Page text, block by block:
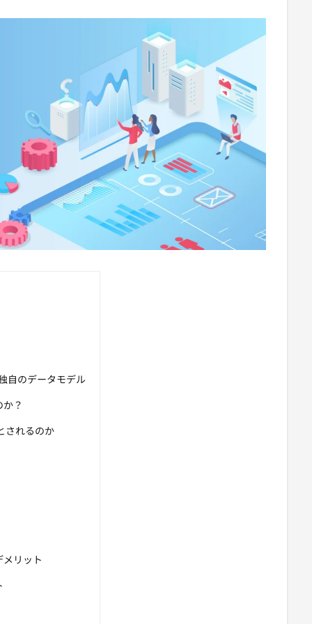
自のデータモデル
か？
されるのか
メリット